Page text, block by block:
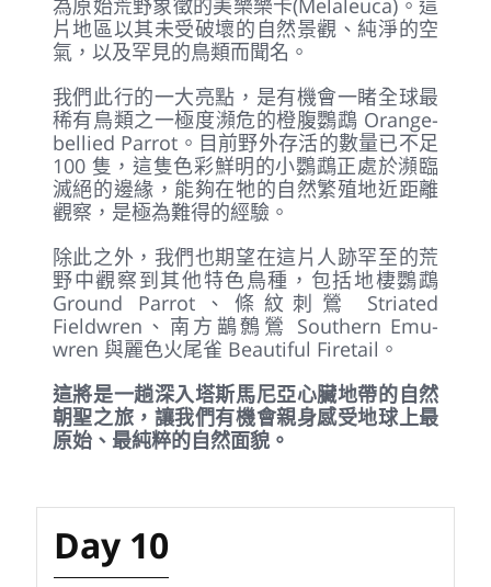
為原始荒野象徵的美樂樂卡(Melaleuca)。這
片地區以其未受破壞的自然景觀、純淨的空
氣，以及罕見的鳥類而聞名。
我們此行的一大亮點，是有機會一睹全球最
稀有鳥類之一極度瀕危的橙腹鸚鵡 Orange-
bellied Parrot。目前野外存活的數量已不足
100 隻，這隻色彩鮮明的小鸚鵡正處於瀕臨
滅絕的邊緣，能夠在牠的自然繁殖地近距離
觀察，是極為難得的經驗。
除此之外，我們也期望在這片人跡罕至的荒
野中觀察到其他特色鳥種，包括地棲鸚鵡
Ground Parrot、條紋刺鶯 Striated
Fieldwren、南方鶓鷯鶯 Southern Emu-
wren 與麗色火尾雀 Beautiful Firetail。
這將是一趟深入塔斯馬尼亞心臟地帶的自然
朝聖之旅，讓我們有機會親身感受地球上最
原始、最純粹的自然面貌。
Day 10